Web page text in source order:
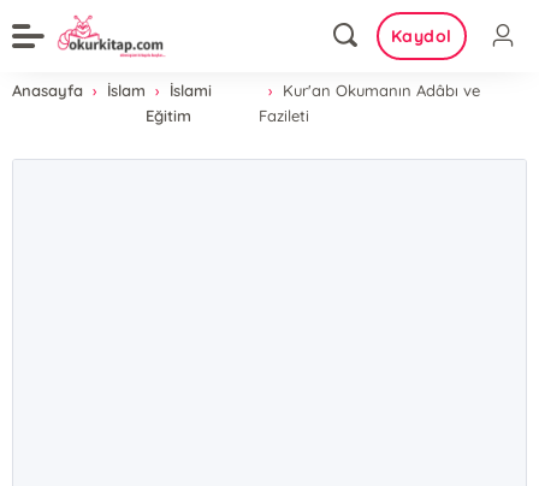
Kaydol
Anasayfa İslam
İslami
Eğitim
Kur'an Okumanın Adâbı ve
Fazileti